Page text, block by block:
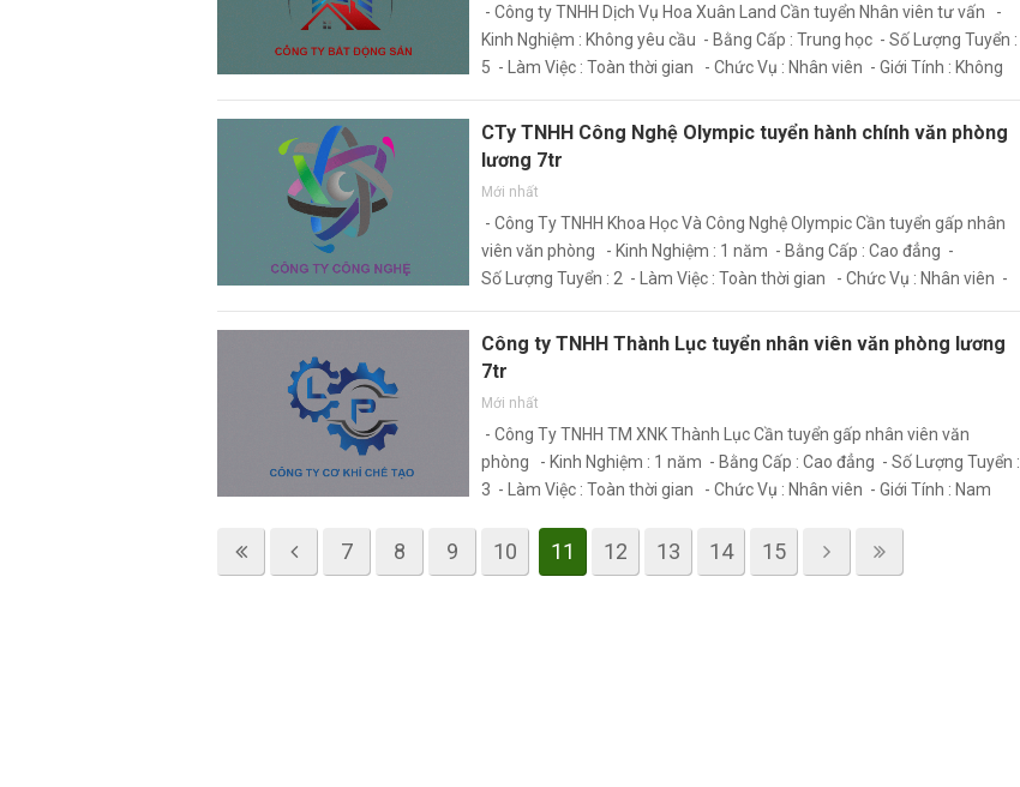
- Công ty TNHH Dịch Vụ Hoa Xuân Land Cần tuyển Nhân viên tư vấn -
Kinh Nghiệm : Không yêu cầu - Bằng Cấp : Trung học - Số Lượng Tuyển :
5 - Làm Việc : Toàn thời gian - Chức Vụ : Nhân viên - Giới Tính : Không
CTy TNHH Công Nghệ Olympic tuyển hành chính văn phòng
lương 7tr
Mới nhất
- Công Ty TNHH Khoa Học Và Công Nghệ Olympic Cần tuyển gấp nhân
viên văn phòng - Kinh Nghiệm : 1 năm - Bằng Cấp : Cao đẳng -
Số Lượng Tuyển : 2 - Làm Việc : Toàn thời gian - Chức Vụ : Nhân viên -
Công ty TNHH Thành Lục tuyển nhân viên văn phòng lương
7tr
Mới nhất
- Công Ty TNHH TM XNK Thành Lục Cần tuyển gấp nhân viên văn
phòng - Kinh Nghiệm : 1 năm - Bằng Cấp : Cao đẳng - Số Lượng Tuyển :
3 - Làm Việc : Toàn thời gian - Chức Vụ : Nhân viên - Giới Tính : Nam
7 8 9 10 11 12 13 14 15